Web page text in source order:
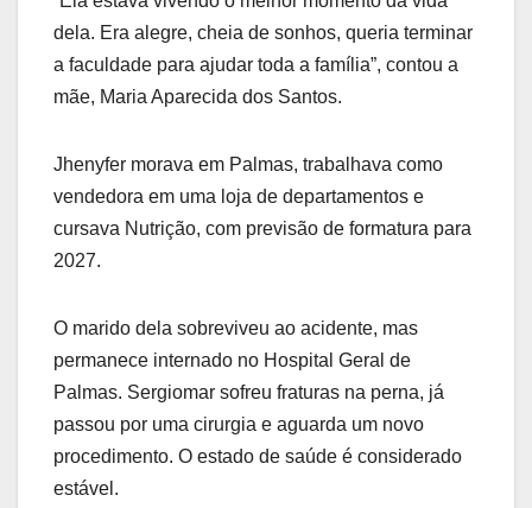
dela. Era alegre, cheia de sonhos, queria terminar
a faculdade para ajudar toda a família”, contou a
mãe, Maria Aparecida dos Santos.
Jhenyfer morava em Palmas, trabalhava como
vendedora em uma loja de departamentos e
cursava Nutrição, com previsão de formatura para
2027.
O marido dela sobreviveu ao acidente, mas
permanece internado no Hospital Geral de
Palmas. Sergiomar sofreu fraturas na perna, já
passou por uma cirurgia e aguarda um novo
procedimento. O estado de saúde é considerado
estável.